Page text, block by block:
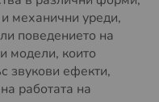
механични уреди,
поведението на
модели, които
звукови ефекти,
работата на